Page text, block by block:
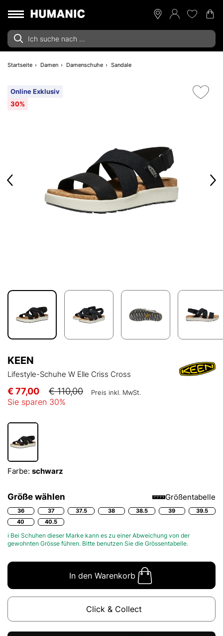
Startseite Damen Damenschuhe Sandale
Online Exklusiv
30%
KEEN
Lifestyle-Schuhe W Elle Criss Cross
€ 77,00 € 110,00 Preis inkl. MwSt.
Sie sparen 30%
Farbe: schwarz
Größe wählen Größentabelle
36 37 37.5 38 38.5 39
39.5
40
40.5
ℹ Bei Schuhen dieser Marke kann es zu einer Abweichung von der
gewohnten Grösse führen. Bitte benutzen Sie die Grössentabelle.
In den Warenkorb
Click & Collect